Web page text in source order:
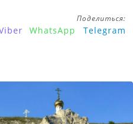
Поделиться:
WhatsApp Telegram